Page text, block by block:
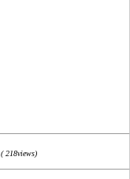
( 218views)